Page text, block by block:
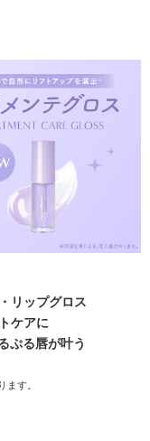
リップグロス
ケアに
ぷる唇が叶う
ます。